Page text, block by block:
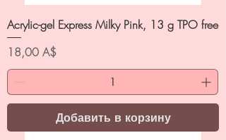
Acrylic-gel Express Milky Pink, 13 g TPO free
Цена
18,00 A$
Добавить в корзину